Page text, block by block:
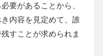
要があることから、
内容を見定めて、誰
すことが求められま